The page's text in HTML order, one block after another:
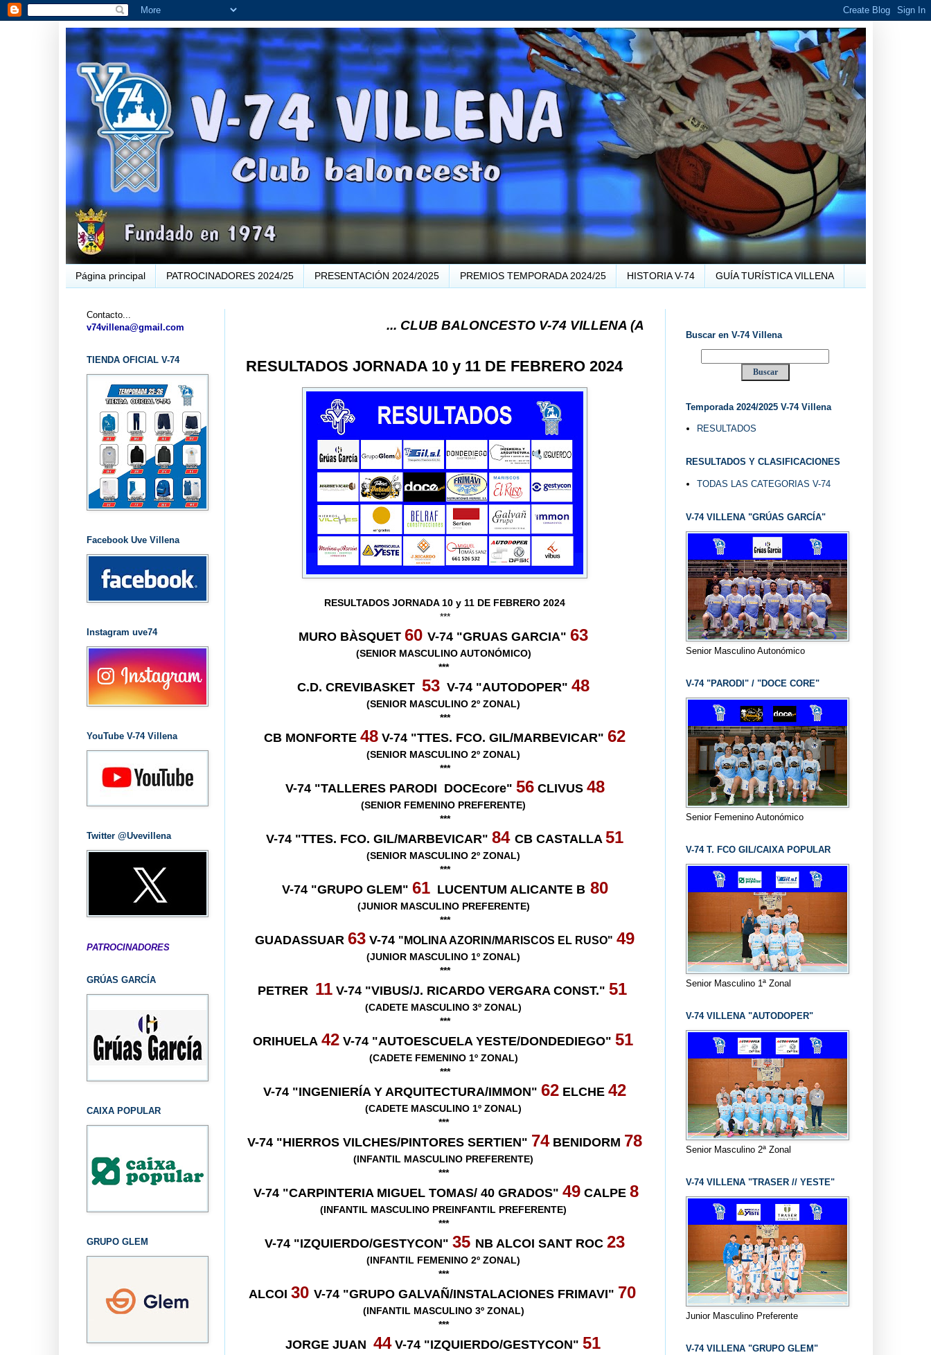
Página principal PATROCINADORES 2024/25 PRESENTACIÓN 2024/2025 PREMIOS TEMPORADA 2024/25 HISTORIA V-74 GUÍA TURÍSTICA VILLENA
... CLUB BALONCESTO V-74 VILLENA (ALICANTE) ... V-74 VILLENA DESDE 1.974 ... EL "UVE" ...
RESULTADOS JORNADA 10 y 11 DE FEBRERO 2024
RESULTADOS JORNADA 10 y 11 DE FEBRERO 2024
***
MURO BÀSQUET 60 V-74 "GRUAS GARCIA" 63
(SENIOR MASCULINO AUTONÓMICO)
***
C.D. CREVIBASKET 53V-74 "AUTODOPER" 48
(SENIOR MASCULINO 2º ZONAL)
***
CB MONFORTE 48 V-74 "TTES. FCO. GIL/MARBEVICAR" 62
(SENIOR MASCULINO 2º ZONAL)
***
V-74 "TALLERES PARODI DOCEcore" 56CLIVUS 48
(SENIOR FEMENINO PREFERENTE)
***
V-74 "TTES. FCO. GIL/MARBEVICAR" 84 CB CASTALLA 51
(SENIOR MASCULINO 2º ZONAL)
***
V-74 "GRUPO GLEM" 61LUCENTUM ALICANTE B80
(JUNIOR MASCULINO PREFERENTE)
***
GUADASSUAR 63 V-74 "MOLINA AZORIN/MARISCOS EL RUSO" 49
(JUNIOR MASCULINO 1º ZONAL)
***
PETRER 11 V-74 "VIBUS/J. RICARDO VERGARA CONST." 51
(CADETE MASCULINO 3º ZONAL)
***
ORIHUELA 42 V-74 "AUTOESCUELA YESTE/DONDEDIEGO" 51
(CADETE FEMENINO 1º ZONAL)
***
V-74 "INGENIERÍA Y ARQUITECTURA/IMMON" 62 ELCHE 42
(CADETE MASCULINO 1º ZONAL)
***
V-74 "HIERROS VILCHES/PINTORES SERTIEN" 74BENIDORM 78
(INFANTIL MASCULINO PREFERENTE)
***
V-74 "CARPINTERIA MIGUEL TOMAS/ 40 GRADOS" 49 CALPE 8
(INFANTIL MASCULINO PREINFANTIL PREFERENTE)
***
V-74 "IZQUIERDO/GESTYCON" 35 NB ALCOI SANT ROC 23
(INFANTIL FEMENINO 2º ZONAL)
***
ALCOI 30 V-74 "GRUPO GALVAÑ/INSTALACIONES FRIMAVI" 70
(INFANTIL MASCULINO 3º ZONAL)
***
JORGE JUAN 44V-74 "IZQUIERDO/GESTYCON" 51
Contacto...
v74villena@gmail.com
TIENDA OFICIAL V-74
Facebook Uve Villena
Instagram uve74
YouTube V-74 Villena
Twitter @Uvevillena
PATROCINADORES
GRÚAS GARCÍA
CAIXA POPULAR
GRUPO GLEM
Buscar en V-74 Villena
Temporada 2024/2025 V-74 Villena
RESULTADOS
RESULTADOS Y CLASIFICACIONES
TODAS LAS CATEGORIAS V-74
V-74 VILLENA "GRÚAS GARCÍA"
Senior Masculino Autonómico
V-74 "PARODI" / "DOCE CORE"
Senior Femenino Autonómico
V-74 T. FCO GIL/CAIXA POPULAR
Senior Masculino 1ª Zonal
V-74 VILLENA "AUTODOPER"
Senior Masculino 2ª Zonal
V-74 VILLENA "TRASER // YESTE"
Junior Masculino Preferente
V-74 VILLENA "GRUPO GLEM"